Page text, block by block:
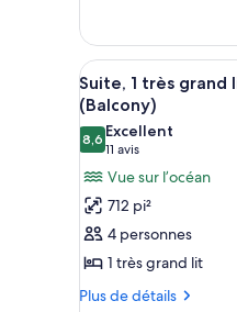
très
grand
lit
(Sunset
View)
Chambre,
très
grand
lit
(Sunset
View)
Afficher
toutes
les
photos
pour
ce
type
de
chambre :
Suite,
9
Suite, 1 très grand
(Balcony)
8,68,6 sur 10
Excellent
11 avis
(11 avis)
Vue sur l’océan
712 pi²
4 personnes
1 très grand lit
Plus de détails
Plus